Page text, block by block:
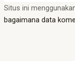
Situs ini
bagaimana data